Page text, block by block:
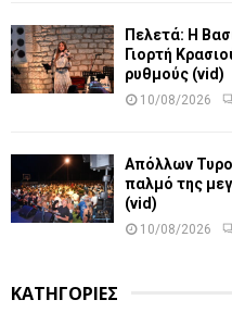
Πελετά: Η
Γιορτή
ρυθμούς (vid)
10/08/2026
Απόλλων
παλμό της
(vid)
10/08/2026
ΚΑΤΗΓΟΡΙΕΣ